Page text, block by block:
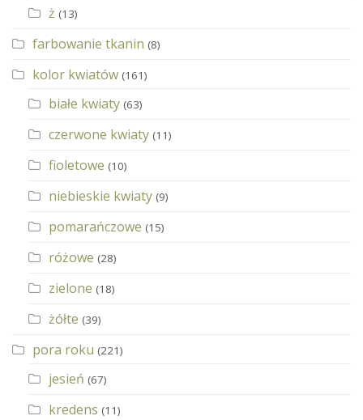
ż (13)
farbowanie tkanin (8)
kolor kwiatów (161)
białe kwiaty (63)
czerwone kwiaty (11)
fioletowe (10)
niebieskie kwiaty (9)
pomarańczowe (15)
różowe (28)
zielone (18)
żółte (39)
pora roku (221)
jesień (67)
kredens (11)